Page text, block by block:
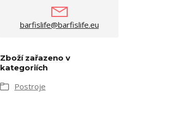
barfislife@barfislife.eu
Zboží zařazeno v
kategoriích
Postroje